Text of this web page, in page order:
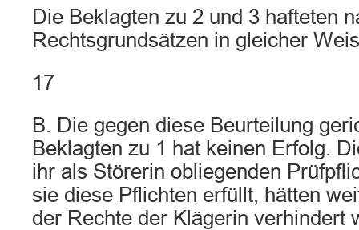
Die Beklagten zu 2 und 3 hafteten
Rechtsgrundsätzen in gleicher
17
B. Die gegen diese Beurteilung
Beklagten zu 1 hat keinen Erfolg.
ihr als Störerin obliegenden
sie diese Pflichten erfüllt, hätten
der Rechte der Klägerin verhindert